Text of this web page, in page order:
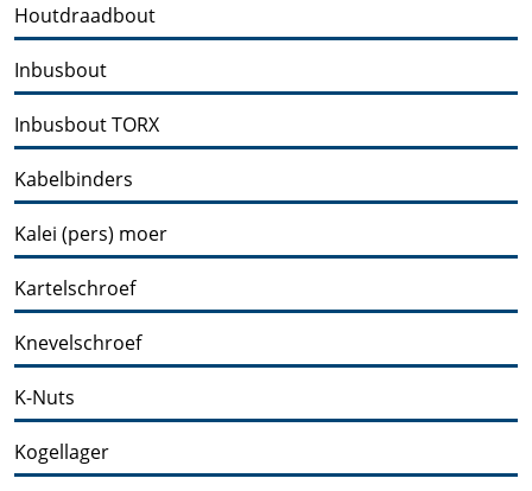
Houtdraadbout
Inbusbout
Inbusbout TORX
Kabelbinders
Kalei (pers) moer
Kartelschroef
Knevelschroef
K-Nuts
Kogellager